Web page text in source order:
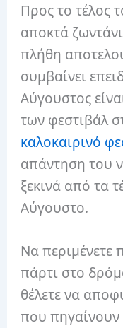
Προς το τέλος
αποκτά
πλήθη
συμβαίνει
Αύγουστος
των φεστιβάλ
καλοκαιρινό
απάντηση του
ξεκινά από τα
Αύγουστο.
Να περιμένετε
πάρτι στο
θέλετε να
που πηγαίνουν